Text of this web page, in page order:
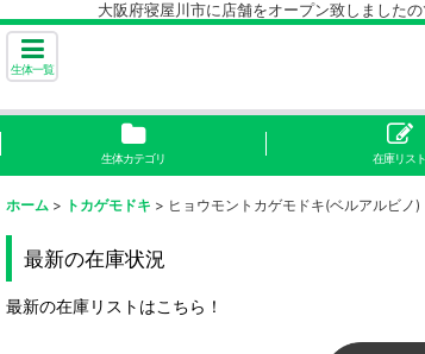
大阪府寝屋川市に店舗をオープン致しましたの
生体一覧
生体カテゴリ 在庫リスト
ホーム > トカゲモドキ > ヒョウモントカゲモドキ(ベルアルビノ)
最新の在庫状況
最新の在庫リストはこちら！